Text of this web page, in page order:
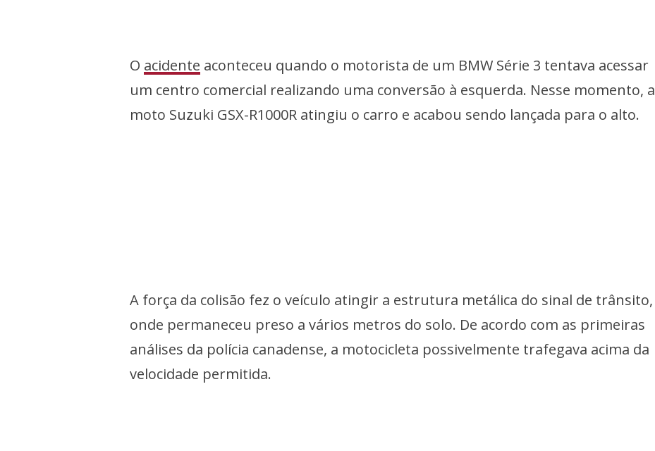
O acidente aconteceu quando o motorista de um BMW Série 3 tentava acessar
um centro comercial realizando uma conversão à esquerda. Nesse momento, a
moto Suzuki GSX-R1000R atingiu o carro e acabou sendo lançada para o alto.
A força da colisão fez o veículo atingir a estrutura metálica do sinal de trânsito,
onde permaneceu preso a vários metros do solo. De acordo com as primeiras
análises da polícia canadense, a motocicleta possivelmente trafegava acima da
velocidade permitida.